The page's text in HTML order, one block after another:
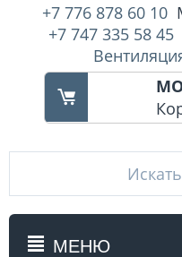
+7 776 878 60 10
+7 747 335 58 45
МЕНЮ